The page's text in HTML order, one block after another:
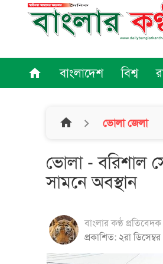
home বাংলাদেশ বিশ্ব
home ভোলা জেলা
ভোলা - বরিশাল
সামনে অবস্থান
বাংলার কণ্ঠ প্রতিবেদক
প্রকাশিত: ২রা